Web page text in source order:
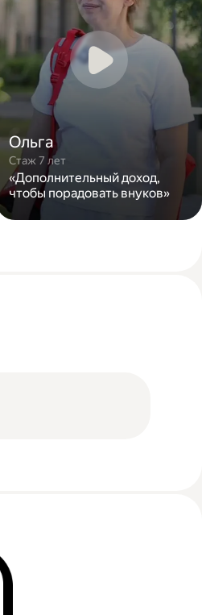
Ольга
Стаж 7 лет
«Дополнительный доход,
чтобы порадовать внуков»